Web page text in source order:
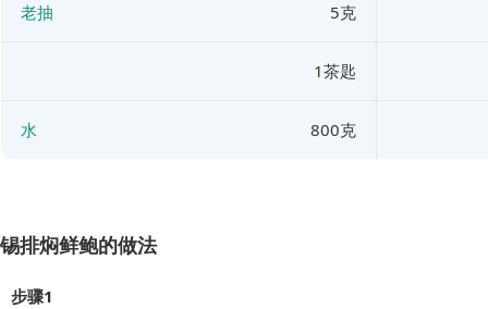
老抽 5克
1茶匙
水 800克
锡排焖鲜鲍的做法
步骤1